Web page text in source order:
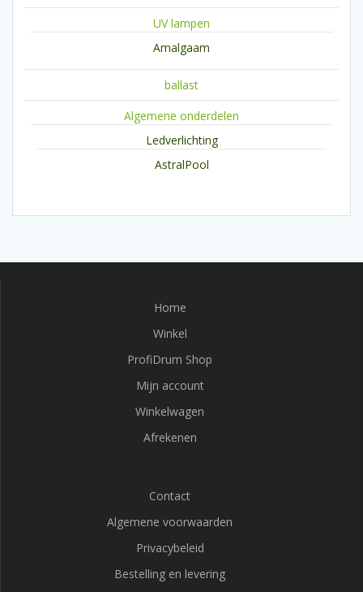
UV lampen
Amalgaam
ballast
Algemene onderdelen
Ledverlichting
AstralPool
Home
Winkel
ProfiDrum Shop
Mijn account
Winkelwagen
Afrekenen
Contact
Algemene voorwaarden
Privacybeleid
Bestelling en levering